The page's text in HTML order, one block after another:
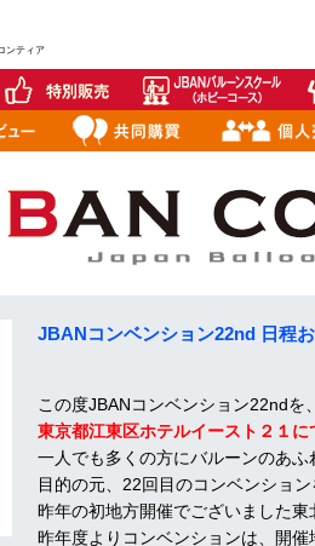
ンティア
JBANコンベンション22nd 日程
この度JBANコンベンション22ndを
東京都江東区ホテルイースト２１
一人でも多くの方にバルーンのあ
目的の元、22回目のコンベンショ
昨年の初地方開催でございました
昨年度よりコンベンションは、開